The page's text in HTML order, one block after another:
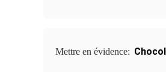
Mettre en évidence: